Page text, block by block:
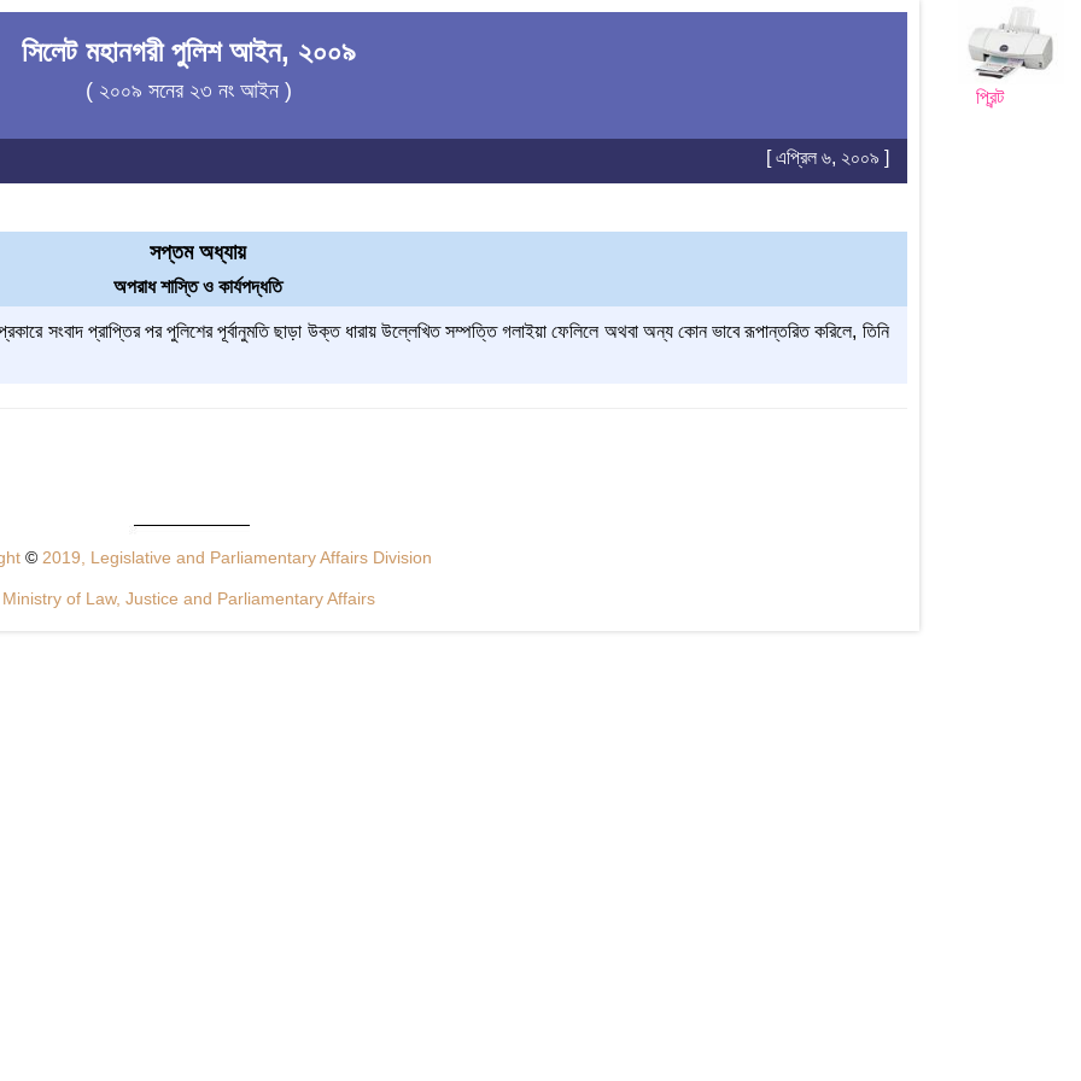
প্রিন্ট
সিলেট মহানগরী পুলিশ আইন, ২০০৯
( ২০০৯ সনের ২৩ নং আইন )
[ এপ্রিল ৬, ২০০৯ ]
সপ্তম অধ্যায়
অপরাধ শাস্তি ও কার্যপদ্ধতি
সংবাদ প্রাপ্তির পর পুলিশের পূর্বানুমতি ছাড়া উক্ত ধারায় উল্লেখিত সম্পত্তি গলাইয়া ফেলিলে অথবা অন্য কোন ভাবে রূপান্তরিত করিলে, তিনি
©2019, Legislative and Parliamentary Affairs Division
Ministry of Law, Justice and Parliamentary Affairs